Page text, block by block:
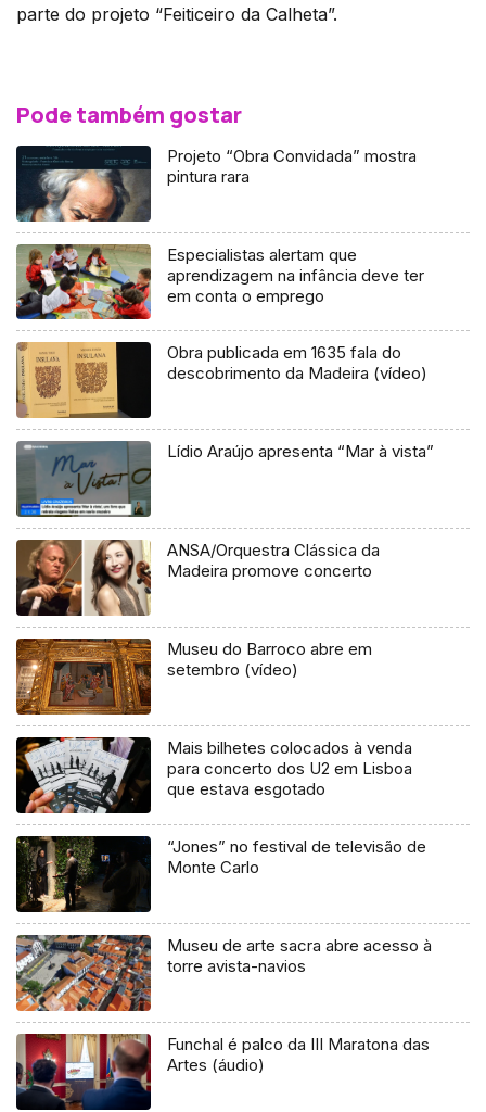
parte do projeto “Feiticeiro da Calheta”.
Pode também gostar
Projeto “Obra Convidada” mostra
pintura rara
Especialistas alertam que
aprendizagem na infância deve ter
em conta o emprego
Obra publicada em 1635 fala do
descobrimento da Madeira (vídeo)
Lídio Araújo apresenta “Mar à vista”
ANSA/Orquestra Clássica da
Madeira promove concerto
Museu do Barroco abre em
setembro (vídeo)
Mais bilhetes colocados à venda
para concerto dos U2 em Lisboa
que estava esgotado
“Jones” no festival de televisão de
Monte Carlo
Museu de arte sacra abre acesso à
torre avista-navios
Funchal é palco da III Maratona das
Artes (áudio)